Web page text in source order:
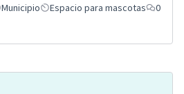
Municipio Espacio para mascotas
0